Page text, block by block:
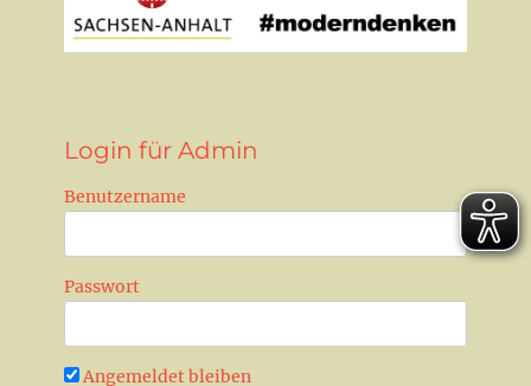
Login für Admin
Benutzername
Passwort
Angemeldet bleiben